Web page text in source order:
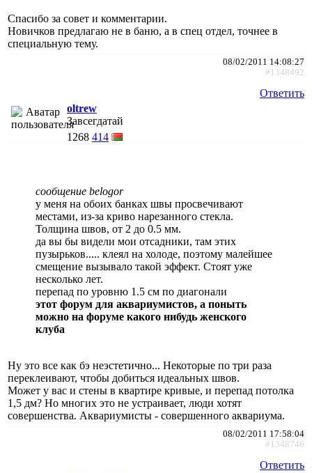
Спасибо за совет и комментарии.
Новичков предлагаю не в баню, а в спец отдел, точнее в
специальную тему.
08/02/2011 14:08:27
#1348492
Ответить
oltrew
Завсегдатай
1268 414
сообщение belogor
у меня на обоих банках швы просвечивают
местами, из-за криво нарезанного стекла.
Толщина швов, от 2 до 0.5 мм.
да вы бы видели мои отсадники, там этих
пузырьков..... клеял на холоде, поэтому малейшее
смещение вызывало такой эффект. Стоят уже
несколько лет.
перепад по уровню 1.5 см по диагонали
этот форум для аквариумистов, а поныть
можно на форуме какого нибудь женского
клуба
Ну это все как бэ неэстетично... Некоторые по три раза
переклеивают, чтобы добиться идеальных швов.
Может у вас и стены в квартире кривые, и перепад потолка
1,5 дм? Но многих это не устраивает, люди хотят
совершенства. Аквариумисты - совершенного аквариума.
08/02/2011 17:58:04
#1348746
Ответить